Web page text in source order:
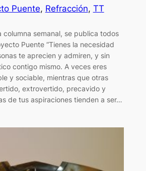
Puente, Refracción, TT
columna semanal, se publica todos
Puente “Tienes la necesidad
te aprecien y admiren, y sin
contigo mismo. A veces eres
y sociable, mientras que otras
extrovertido, precavido y
de tus aspiraciones tienden a ser…